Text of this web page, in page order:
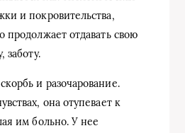
и покровительства,
продолжает отдавать свою
заботу.
и разочарование.
она отупевает к
им больно. У нее